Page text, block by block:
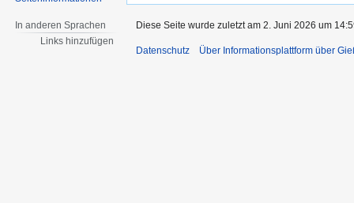
In anderen Sprachen
Links hinzufügen
Diese Seite wurde zuletzt am 2. Juni 2026 um
Datenschutz Über Informationsplattform über